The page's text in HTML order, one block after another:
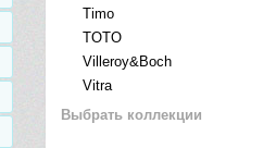
Timo
TOTO
Villeroy&Boch
Vitra
Выбрать коллекции